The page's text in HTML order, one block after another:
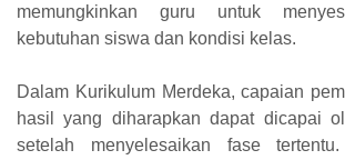
memungkinkan guru untuk
kebutuhan siswa dan kondisi kelas.
Dalam Kurikulum Merdeka, capaian
hasil yang diharapkan dapat dicapai
setelah menyelesaikan fase